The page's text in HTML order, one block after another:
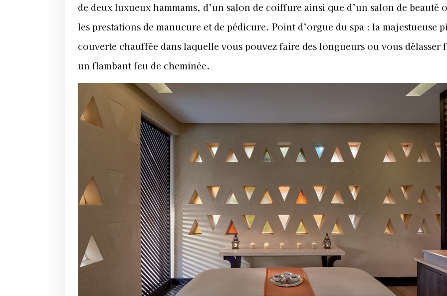
de deux luxueux hammams, d’un salon de coiffure ainsi que d’un salon de beauté
les prestations de manucure et de pédicure. Point d’orgue du spa : la majestueuse
couverte chauffée dans laquelle vous pouvez faire des longueurs ou vous délasser
un flambant feu de cheminée.